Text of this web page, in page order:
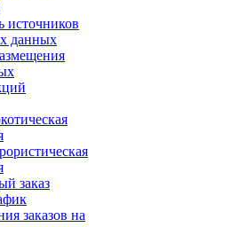
источников
данных
заказ
заказов на